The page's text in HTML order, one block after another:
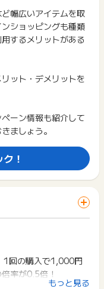
24時間以内に買い物
イント獲得対象とな
にカートに入ってい
イント還元となりま
分以上でポイントが
めご了承下さい。
す。
合
決済・発送が完了し
楽天ブックスにアク
れてもポイントは加
可のサービス・お買
サイトなどを経由し
れたことがある場合
以上の申し込み方
得条件を必ずよくお
から送られる購入完
必ず保管してくださ
される際に、該当の
。
たしかねますので、
するアプリのこと
得条件、キャンペー
いますが、ご利用さ
詳細を把握しており
するお問い合わせを
で予定となってお
幅広いアイテムを取
ショッピングも種類
するメリットがある
ット・デメリットを
ーン情報も紹介して
ましょう。
！
1回の購入で1,000円
率が0.5倍！
もっと見る